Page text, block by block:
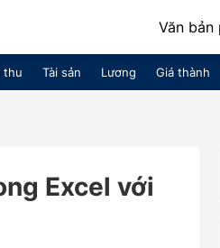
Văn bản
thu Tài sản Lương Giá thành
Excel với